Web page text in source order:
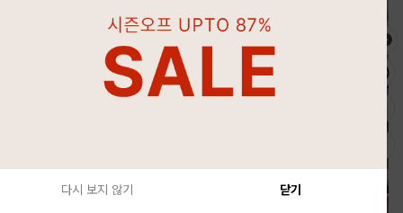
다시 보지 않기 닫기